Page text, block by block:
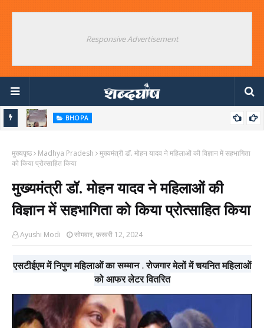
Responsive Advertisement
BHOPA
बड़ा खुलासा
मुख्यपृष्ठ Madhya Pradesh
मुख्यमंत्री डॉ. मोहन यादव ने महिलाओं की विज्ञान में सहभागिता
को किया प्रोत्साहित किया
मुख्यमंत्री डॉ. मोहन यादव ने महिलाओं की
विज्ञान में सहभागिता को किया प्रोत्साहित किया
Ayushi Modi सोमवार, फ़रवरी 12, 2024
एसटीईएम में निपुण महिलाओं का सम्मान , रोजगार मेलों में चयनित महिलाओं
को आफर लेटर वितरित